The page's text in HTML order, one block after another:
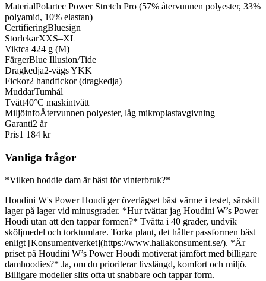
MaterialPolartec Power Stretch Pro (57% återvunnen polyester, 33%
polyamid, 10% elastan)
CertifieringBluesign
StorlekarXXS–XL
Viktca 424 g (M)
FärgerBlue Illusion/Tide
Dragkedja2-vägs YKK
Fickor2 handfickor (dragkedja)
MuddarTumhål
Tvätt40°C maskintvätt
MiljöinfoÅtervunnen polyester, låg mikroplastavgivning
Garanti2 år
Pris1 184 kr
Vanliga frågor
*Vilken hoddie dam är bäst för vinterbruk?*
Houdini W's Power Houdi ger överlägset bäst värme i testet, särskilt
lager på lager vid minusgrader. *Hur tvättar jag Houdini W’s Power
Houdi utan att den tappar formen?* Tvätta i 40 grader, undvik
sköljmedel och torktumlare. Torka plant, det håller passformen bäst
enligt [Konsumentverket](https://www.hallakonsument.se/). *Är
priset på Houdini W’s Power Houdi motiverat jämfört med billigare
damhoodies?* Ja, om du prioriterar livslängd, komfort och miljö.
Billigare modeller slits ofta ut snabbare och tappar form.